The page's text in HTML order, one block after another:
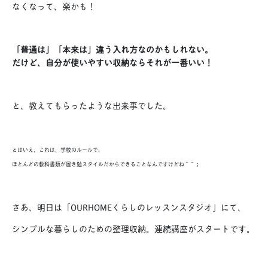
なくなって、楽かも！
「普通は」「本来は」違う入れ方なのかもしれない。
だけど、自分が使いやすい収納ならそれが一番いい！
と、教えてもらったような出来事でした。
とはいえ、これは、学校のルールで、
ほとんどの教科書類が置き勉スタイルだからできることなんですけどね＾＾；
さあ、明日は「OURHOMEくらしのレッスンスタジオ」にて、
シンプルな暮らしのための整理収納。連続講座がスタートです。